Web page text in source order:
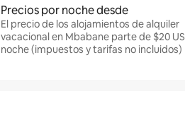
Precios por noche desde
El precio de los alojamientos de alquiler
vacacional en Mbabane parte de $20
noche (impuestos y tarifas no incluidos)